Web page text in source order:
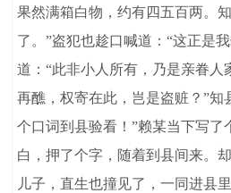
果然满箱白物，约有四五百两。
了。”盗犯也趁口喊道：“这正是
道：“此非小人所有，乃是亲眷人
再醮，权寄在此，岂是盗赃？”知
个口词到县验看！”赖某当下写了
白，押了个字，随着到县间来。
儿子，直生也撞见了，一同进县